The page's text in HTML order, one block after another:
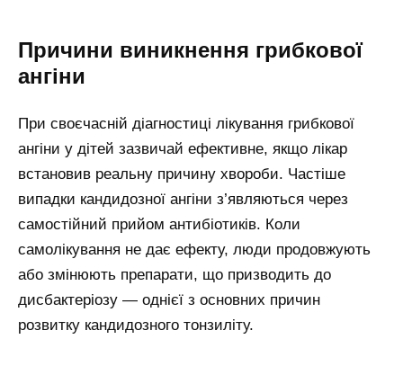
Причини виникнення грибкової
ангіни
При своєчасній діагностиці лікування грибкової
ангіни у дітей зазвичай ефективне, якщо лікар
встановив реальну причину хвороби. Частіше
випадки кандидозної ангіни з’являються через
самостійний прийом антибіотиків. Коли
самолікування не дає ефекту, люди продовжують
або змінюють препарати, що призводить до
дисбактеріозу — однієї з основних причин
розвитку кандидозного тонзиліту.